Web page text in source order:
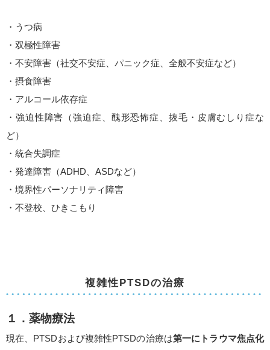
・うつ病
・双極性障害
・不安障害（社交不安症、パニック症、全般不安症など）
・摂食障害
・アルコール依存症
・強迫性障害（強迫症、醜形恐怖症、抜毛・皮膚むしり症な
ど）
・統合失調症
・発達障害（ADHD、ASDなど）
・境界性パーソナリティ障害
・不登校、ひきこもり
複雑性PTSDの治療
１．薬物療法
現在、PTSDおよび複雑性PTSDの治療は第一にトラウマ焦点化